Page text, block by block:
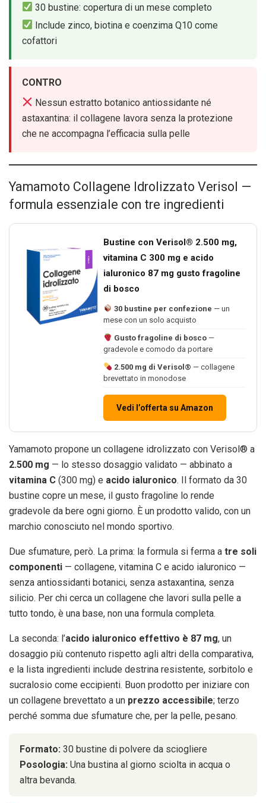
30 bustine: copertura di un mese completo
Include zinco, biotina e coenzima Q10 come
cofattori
CONTRO
Nessun estratto botanico antiossidante né
astaxantina: il collagene lavora senza la protezione
che ne accompagna l’efficacia sulla pelle
Yamamoto Collagene Idrolizzato Verisol —
formula essenziale con tre ingredienti
Bustine con Verisol® 2.500 mg,
vitamina C 300 mg e acido
ialuronico 87 mg gusto fragoline
di bosco
30 bustine per confezione — un
mese con un solo acquisto
Gusto fragoline di bosco—
gradevole e comodo da portare
2.500 mg di Verisol® — collagene
brevettato in monodose
Vedi l’offerta su Amazon
Yamamoto propone un collagene idrolizzato con Verisol® a
2.500 mg — lo stesso dosaggio validato — abbinato a
vitamina C (300 mg) e acido ialuronico. Il formato da 30
bustine copre un mese, il gusto fragoline lo rende
gradevole da bere ogni giorno. È un prodotto valido, con un
marchio conosciuto nel mondo sportivo.
Due sfumature, però. La prima: la formula si ferma a tre soli
componenti — collagene, vitamina C e acido ialuronico —
senza antiossidanti botanici, senza astaxantina, senza
silicio. Per chi cerca un collagene che lavori sulla pelle a
tutto tondo, è una base, non una formula completa.
La seconda: l’acido ialuronico effettivo è 87 mg, un
dosaggio più contenuto rispetto agli altri della comparativa,
e la lista ingredienti include destrina resistente, sorbitolo e
sucralosio come eccipienti. Buon prodotto per iniziare con
un collagene brevettato a un prezzo accessibile; terzo
perché somma due sfumature che, per la pelle, pesano.
Formato: 30 bustine di polvere da sciogliere
Posologia: Una bustina al giorno sciolta in acqua o
altra bevanda.